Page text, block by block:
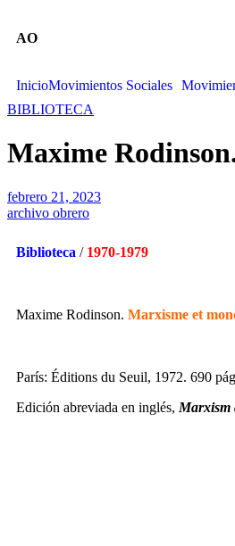
AO
InicioMovimientos Sociales
BIBLIOTECA
Maxime
febrero 21, 2023
archivo obrero
Biblioteca / 1970-1979
Maxime Rodinson. Marxisme et
París: Éditions du Seuil, 1972. 690
Edición abreviada en inglés, Marxism